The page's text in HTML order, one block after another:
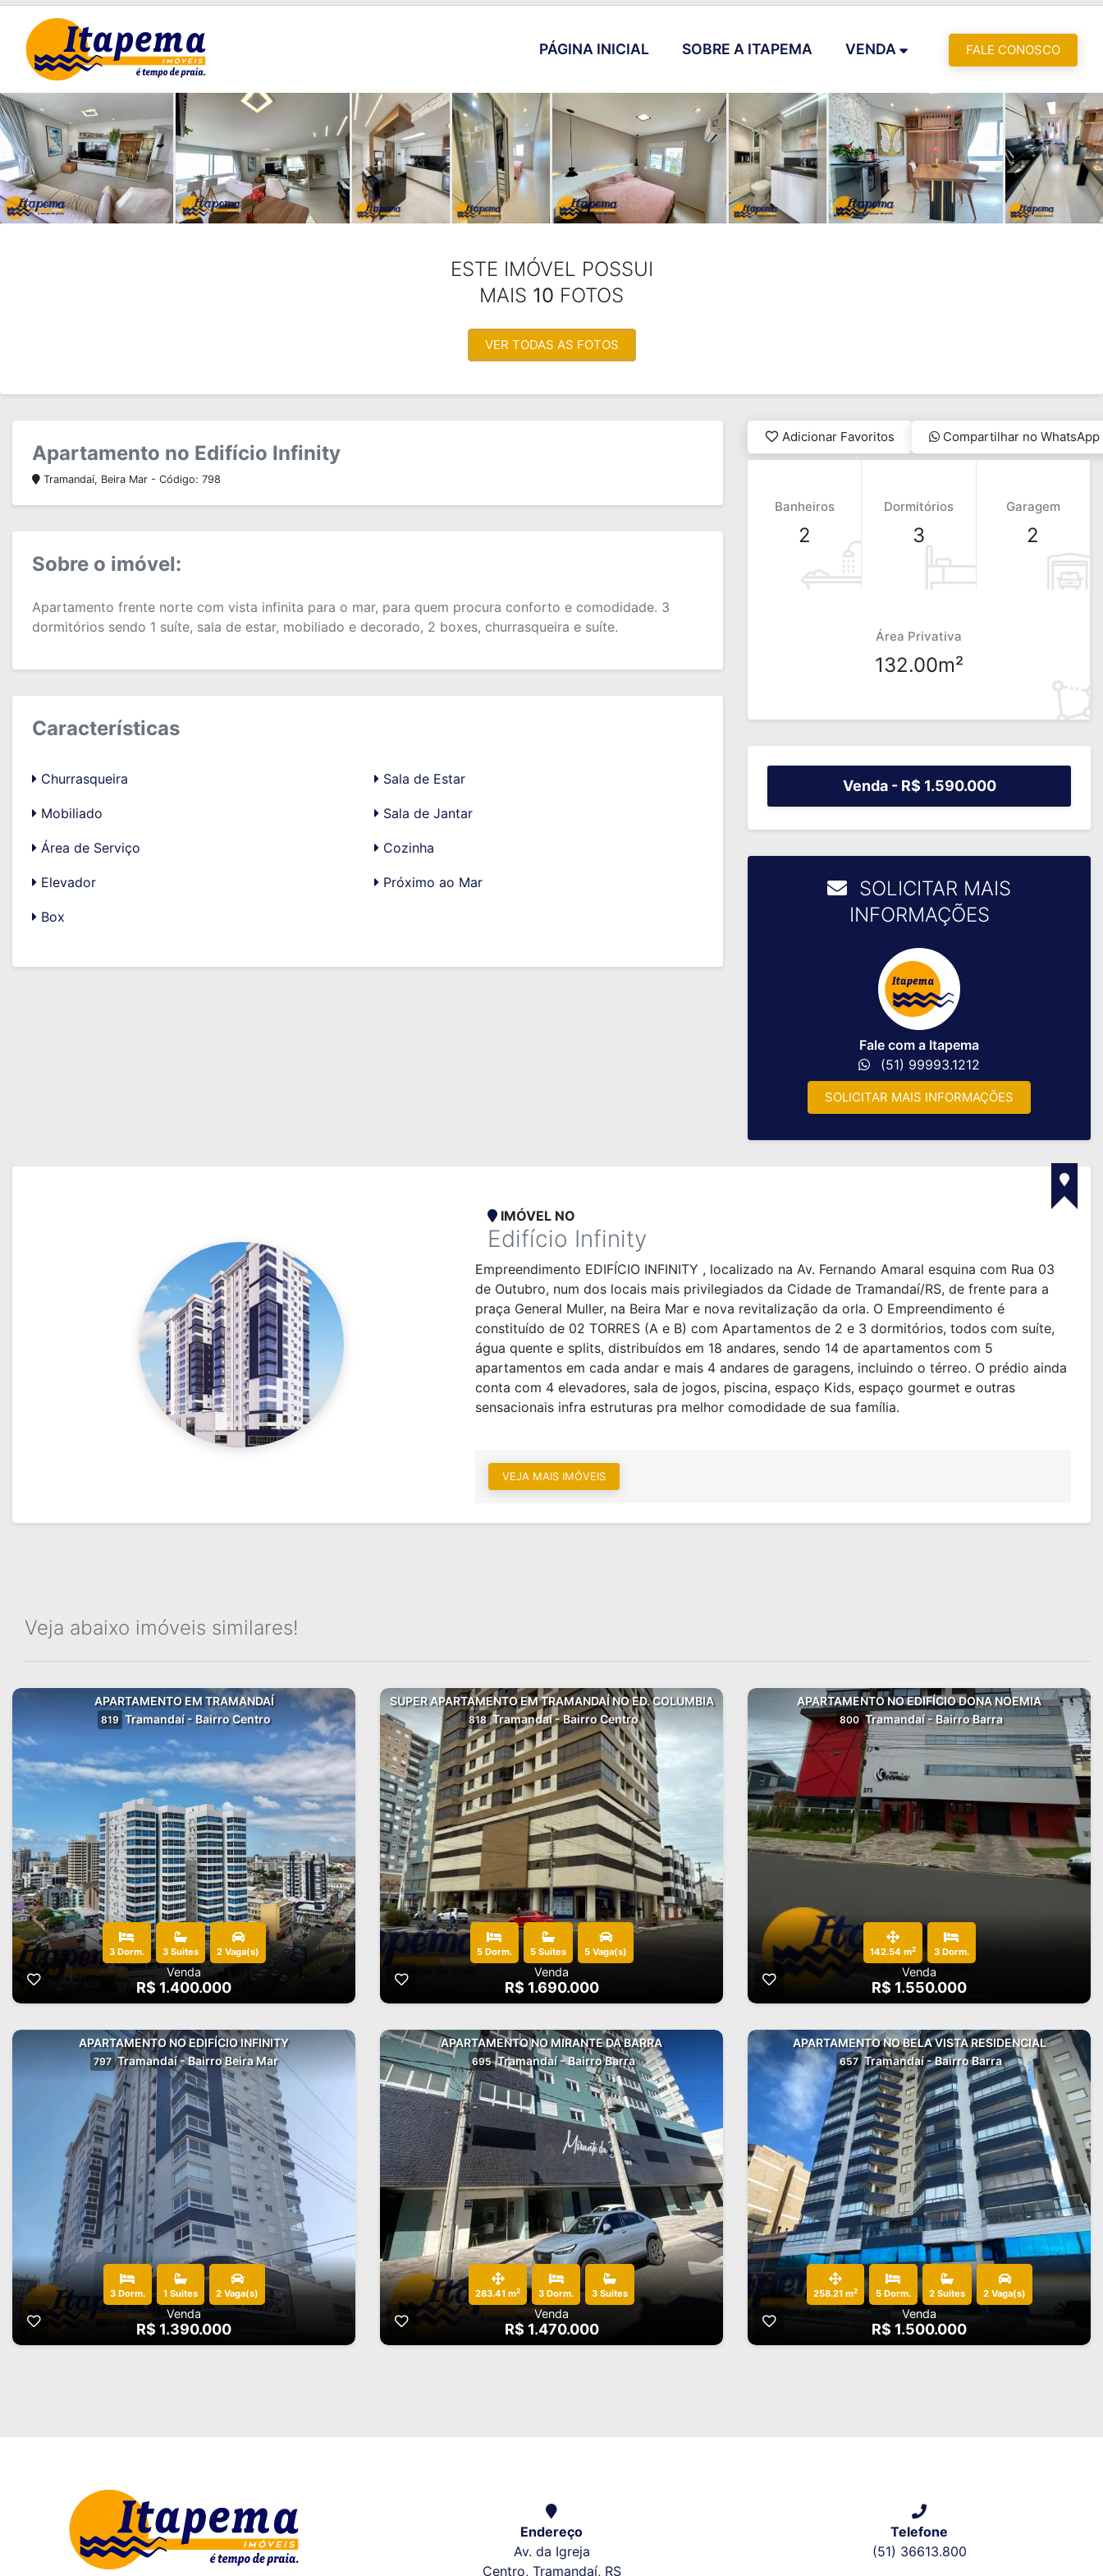
PÁGINA INICIAL SOBRE A ITAPEMA VENDA FALE CONOSCO
ESTE IMÓVEL POSSUI
MAIS 10 FOTOS
VER TODAS AS FOTOS
Apartamento no Edifício Infinity
Tramandaí, Beira Mar - Código: 798
Sobre o imóvel:
Apartamento frente norte com vista infinita para o mar, para quem procura conforto e comodidade. 3
dormitórios sendo 1 suíte, sala de estar, mobiliado e decorado, 2 boxes, churrasqueira e suíte.
Características
Churrasqueira
Mobiliado
Área de Serviço
Elevador
Box
Sala de Estar
Sala de Jantar
Cozinha
Próximo ao Mar
Adicionar Favoritos Compartilhar no WhatsApp
Banheiros
2
Dormitórios
3
Garagem
2
Área Privativa
132.00m²
Venda - R$ 1.590.000
SOLICITAR MAIS
INFORMAÇÕES
Fale com a Itapema
(51) 99993.1212
SOLICITAR MAIS INFORMAÇÕES
IMÓVEL NO
Edifício Infinity
Empreendimento EDIFÍCIO INFINITY , localizado na Av. Fernando Amaral esquina com Rua 03
de Outubro, num dos locais mais privilegiados da Cidade de Tramandaí/RS, de frente para a
praça General Muller, na Beira Mar e nova revitalização da orla. O Empreendimento é
constituído de 02 TORRES (A e B) com Apartamentos de 2 e 3 dormitórios, todos com suíte,
água quente e splits, distribuídos em 18 andares, sendo 14 de apartamentos com 5
apartamentos em cada andar e mais 4 andares de garagens, incluindo o térreo. O prédio ainda
conta com 4 elevadores, sala de jogos, piscina, espaço Kids, espaço gourmet e outras
sensacionais infra estruturas pra melhor comodidade de sua família.
VEJA MAIS IMÓVEIS
Veja abaixo imóveis similares!
APARTAMENTO EM TRAMANDAÍ
819 Tramandaí - Bairro Centro
3 Dorm. 3 Suites 2 Vaga(s)
Venda
R$ 1.400.000
SUPER APARTAMENTO EM TRAMANDAÍ NO ED. COLUMBIA
818 Tramandaí - Bairro Centro
5 Dorm. 5 Suites 5 Vaga(s)
Venda
R$ 1.690.000
APARTAMENTO NO EDIFÍCIO DONA NOEMIA
800 Tramandaí - Bairro Barra
142.54 m2 3 Dorm.
Venda
R$ 1.550.000
APARTAMENTO NO EDIFÍCIO INFINITY
797 Tramandaí - Bairro Beira Mar
3 Dorm. 1 Suites 2 Vaga(s)
Venda
R$ 1.390.000
APARTAMENTO NO MIRANTE DA BARRA
695 Tramandaí - Bairro Barra
283.41 m2 3 Dorm. 3 Suites
Venda
R$ 1.470.000
APARTAMENTO NO BELA VISTA RESIDENCIAL
657 Tramandaí - Bairro Barra
258.21 m2 5 Dorm. 2 Suites 2 Vaga(s)
Venda
R$ 1.500.000
Endereço
Av. da Igreja
Centro, Tramandaí, RS
Telefone
(51) 36613.800